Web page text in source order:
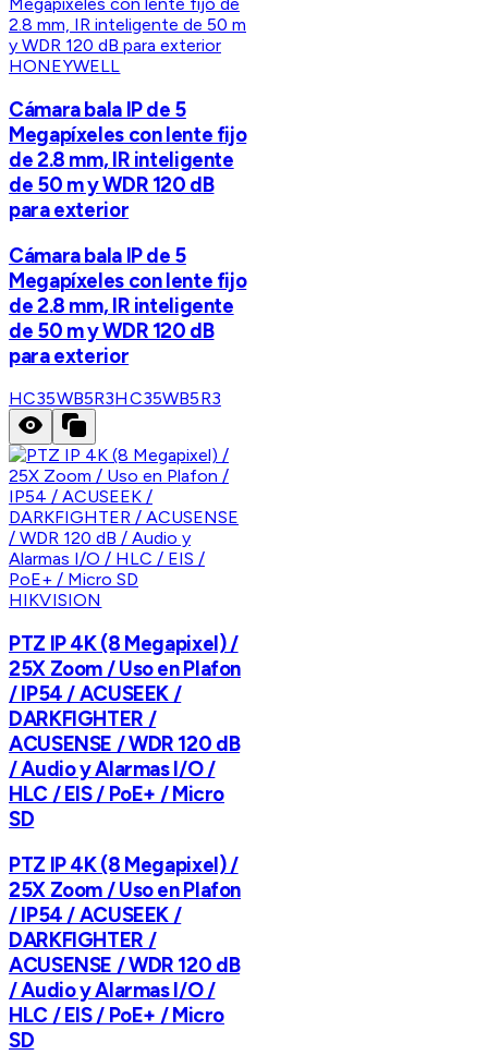
HONEYWELL
Cámara bala IP de 5
Megapíxeles con lente fijo
de 2.8 mm, IR inteligente
de 50 m y WDR 120 dB
para exterior
Cámara bala IP de 5
Megapíxeles con lente fijo
de 2.8 mm, IR inteligente
de 50 m y WDR 120 dB
para exterior
HC35WB5R3HC35WB5R3
HIKVISION
PTZ IP 4K (8 Megapixel) /
25X Zoom / Uso en Plafon
/ IP54 / ACUSEEK /
DARKFIGHTER /
ACUSENSE / WDR 120 dB
/ Audio y Alarmas I/O /
HLC / EIS / PoE+ / Micro
SD
PTZ IP 4K (8 Megapixel) /
25X Zoom / Uso en Plafon
/ IP54 / ACUSEEK /
DARKFIGHTER /
ACUSENSE / WDR 120 dB
/ Audio y Alarmas I/O /
HLC / EIS / PoE+ / Micro
SD